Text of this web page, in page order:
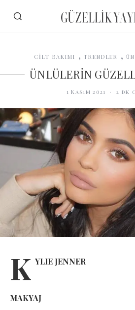
CİLT BAKIMI , TRENDLER ,
ÜNLÜLERİN
1 Kasım 2021 ·2 dk
K YLIE JENNER
MAKYAJ